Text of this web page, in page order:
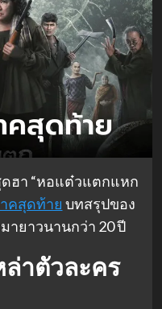
ฮา “หอแต๋วแตกแหก
คสุดท้าย บทสรุปของ
ยาวนานกว่า 20 ปี
าตัวละคร